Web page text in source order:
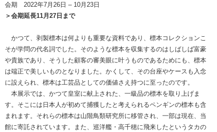
会期 2022年7月26日 – 10月23日
＞会期延長11月27日まで
かつて、剥製標本は何よりも重要な資料であり、標本コレクションこ
そが学問の代名詞でした。そのような標本を収集するのはしばしば富豪
や貴族であり、そうした顧客の審美眼に叶うものであるためにも、標本
は端正で美しいものとなりました。かくして、その台座やケースも入念
に設えられ、標本は工芸品としての価値さえ持つに至ったのです。
本展示では、かつて皇室に献上された、一級品の標本を取り上げま
す。そこには日本人が初めて捕獲したと考えられるペンギンの標本も含
まれます。それらの標本は山階鳥類研究所に移管され、一部は現在、当
館に寄託されています。また、巡洋艦・高千穂に飛来したというタカの